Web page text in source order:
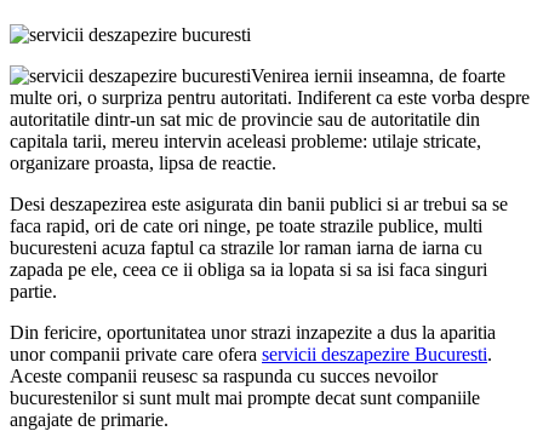
Venirea iernii inseamna, de foarte
multe ori, o surpriza pentru autoritati. Indiferent ca este vorba despre
autoritatile dintr-un sat mic de provincie sau de autoritatile din
capitala tarii, mereu intervin aceleasi probleme: utilaje stricate,
organizare proasta, lipsa de reactie.
Desi deszapezirea este asigurata din banii publici si ar trebui sa se
faca rapid, ori de cate ori ninge, pe toate strazile publice, multi
bucuresteni acuza faptul ca strazile lor raman iarna de iarna cu
zapada pe ele, ceea ce ii obliga sa ia lopata si sa isi faca singuri
partie.
Din fericire, oportunitatea unor strazi inzapezite a dus la aparitia
unor companii private care ofera servicii deszapezire Bucuresti.
Aceste companii reusesc sa raspunda cu succes nevoilor
bucurestenilor si sunt mult mai prompte decat sunt companiile
angajate de primarie.